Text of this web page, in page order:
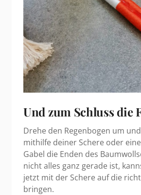
Und zum Schluss die
Drehe den Regenbogen um
mithilfe deiner Schere oder
Gabel die Enden des
nicht alles ganz gerade ist,
jetzt mit der Schere auf die
bringen.